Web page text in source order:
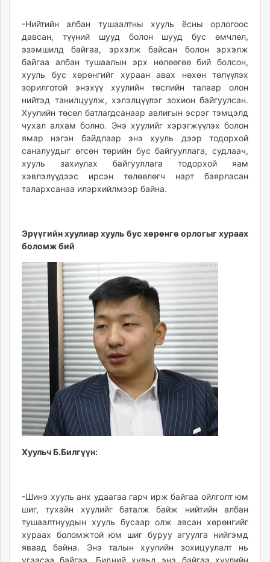
-Нийтийн албан тушаалтны хууль ёсны орлогоос
давсан, түүний шууд болон шууд бус өмчлөл,
эзэмшилд байгаа, эрхэлж байсан болон эрхэлж
байгаа албан тушаалын эрх нөлөөгөө бий болсон,
хууль бус хөрөнгийг хураан авах нөхөн төлүүлэх
зорилготой энэхүү хуулийн төслийн талаар олон
нийтэд танилцуулж, хэлэлцүүлэг зохион байгуулсан.
Хуулийн төсөл батлагдсанаар авлигын эсрэг тэмцэлд
чухал алхам болно. Энэ хуулийг хэрэгжүүлэх болон
ямар нэгэн байдлаар энэ хууль дээр тодорхой
саналуудыг өгсөн төрийн бус байгууллага, судлаач,
хууль захиулах байгууллага тодорхой яам
хэвлэлүүдээс ирсэн төлөөлөгч нарт баярласан
талархсанаа илэрхийлмээр байна.
Эрүүгийн хуулиар хууль бус хөрөнгө орлогыг хураах
боломж бий
Хуульч Б.Билгүүн:
-Шинэ хууль анх удаагаа гарч ирж байгаа ойлголт юм
шиг, тухайн хуулийг баталж байж нийтийн албан
тушаалтнуудын хууль бусаар олж авсан хөрөнгийг
хураах боломжтой юм шиг буруу агуулга нийгэмд
яваад байна. Энэ талын хуулийн зохицуулалт нь
угаасаа байгаа. Бидний хувьд энэ байгаа хуулийн